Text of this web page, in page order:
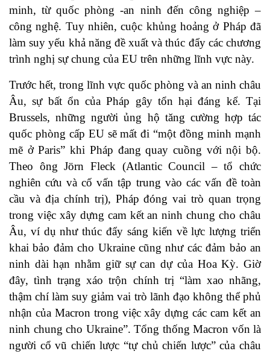
minh, từ quốc phòng -an ninh đến công nghiệp –
công nghệ. Tuy nhiên, cuộc khủng hoảng ở Pháp đã
làm suy yếu khả năng đề xuất và thúc đẩy các chương
trình nghị sự chung của EU trên những lĩnh vực này.
Trước hết, trong lĩnh vực quốc phòng và an ninh châu
Âu, sự bất ổn của Pháp gây tổn hại đáng kể. Tại
Brussels, những người ủng hộ tăng cường hợp tác
quốc phòng cấp EU sẽ mất đi “một đồng minh mạnh
mẽ ở Paris” khi Pháp đang quay cuồng với nội bộ.
Theo ông Jörn Fleck (Atlantic Council – tổ chức
nghiên cứu và cố vấn tập trung vào các vấn đề toàn
cầu và địa chính trị), Pháp đóng vai trò quan trọng
trong việc xây dựng cam kết an ninh chung cho châu
Âu, ví dụ như thúc đẩy sáng kiến về lực lượng triển
khai bảo đảm cho Ukraine cũng như các đảm bảo an
ninh dài hạn nhằm giữ sự can dự của Hoa Kỳ. Giờ
đây, tình trạng xáo trộn chính trị “làm xao nhãng,
thậm chí làm suy giảm vai trò lãnh đạo không thể phủ
nhận của Macron trong việc xây dựng các cam kết an
ninh chung cho Ukraine”. Tổng thống Macron vốn là
người cổ vũ chiến lược “tự chủ chiến lược” của châu